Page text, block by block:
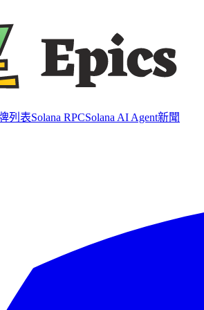
列表Solana RPCSolana AI Agent新聞